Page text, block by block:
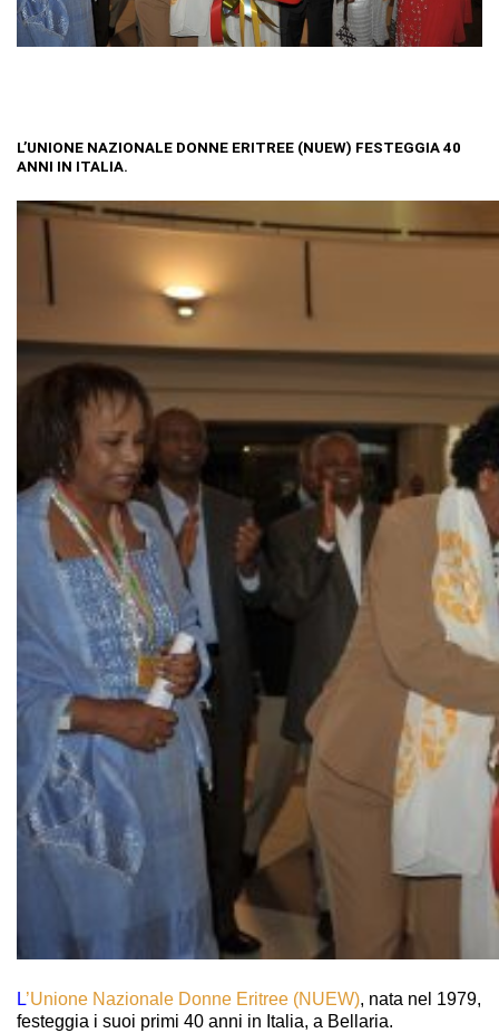
L’UNIONE NAZIONALE DONNE ERITREE (NUEW) FESTEGGIA 40
ANNI IN ITALIA.
L’Unione Nazionale Donne Eritree (NUEW), nata nel 1979,
festeggia i suoi primi 40 anni in Italia, a Bellaria.